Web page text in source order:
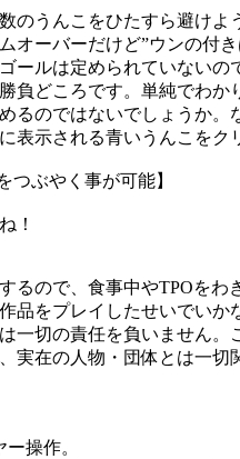
のうんこをひたすら避けよ
オーバーだけど”ウンの付
ールは定められていないの
負どころです。単純でわか
るのではないでしょうか。
表示される青いうんこをク
つぶやく事が可能】
！
るので、食事中やTPOをわ
品をプレイしたせいでいか
一切の責任を負いません。
実在の人物・団体とは一切
操作。